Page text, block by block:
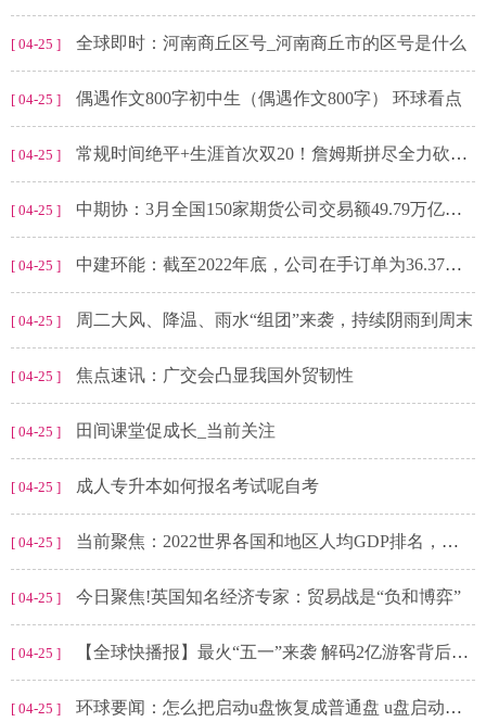
[ 04-25 ] 全球即时：河南商丘区号_河南商丘市的区号是什么
[ 04-25 ] 偶遇作文800字初中生（偶遇作文800字） 环球看点
[ 04-25 ] 常规时间绝平+生涯首次双20！詹姆斯拼尽全力砍下22分20板 全球视点
[ 04-25 ] 中期协：3月全国150家期货公司交易额49.79万亿元 同比减少12.36%
[ 04-25 ] 中建环能：截至2022年底，公司在手订单为36.37亿元（不含税），详情请见公司2022年年度报告
[ 04-25 ] 周二大风、降温、雨水“组团”来袭，持续阴雨到周末
[ 04-25 ] 焦点速讯：广交会凸显我国外贸韧性
[ 04-25 ] 田间课堂促成长_当前关注
[ 04-25 ] 成人专升本如何报名考试呢自考
[ 04-25 ] 当前聚焦：2022世界各国和地区人均GDP排名，人口小国与资源型国家位次靠前
[ 04-25 ] 今日聚焦!英国知名经济专家：贸易战是“负和博弈”
[ 04-25 ] 【全球快播报】最火“五一”来袭 解码2亿游客背后的数据变化
[ 04-25 ] 环球要闻：怎么把启动u盘恢复成普通盘 u盘启动盘怎么恢复成普通u盘